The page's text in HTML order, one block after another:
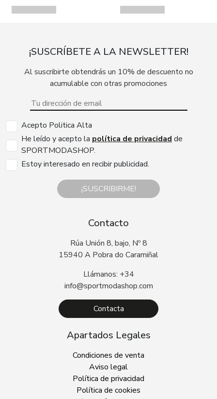
¡SUSCRÍBETE A LA NEWSLETTER!
Al suscribirte obtendrás un 10% de descuento no
acumulable con otras promociones
Acepto Politica Alta
He leído y acepto la política de privacidad de
SPORTMODASHOP.
Estoy interesado en recibir publicidad.
¡SUSCRIBIRME!
Contacto
Rúa Unión 8, bajo, Nº 8
15940 A Pobra do Caramiñal
Llámanos: +34
info@sportmodashop.com
Contacta
Apartados Legales
Condiciones de venta
Aviso legal
Política de privacidad
Política de cookies